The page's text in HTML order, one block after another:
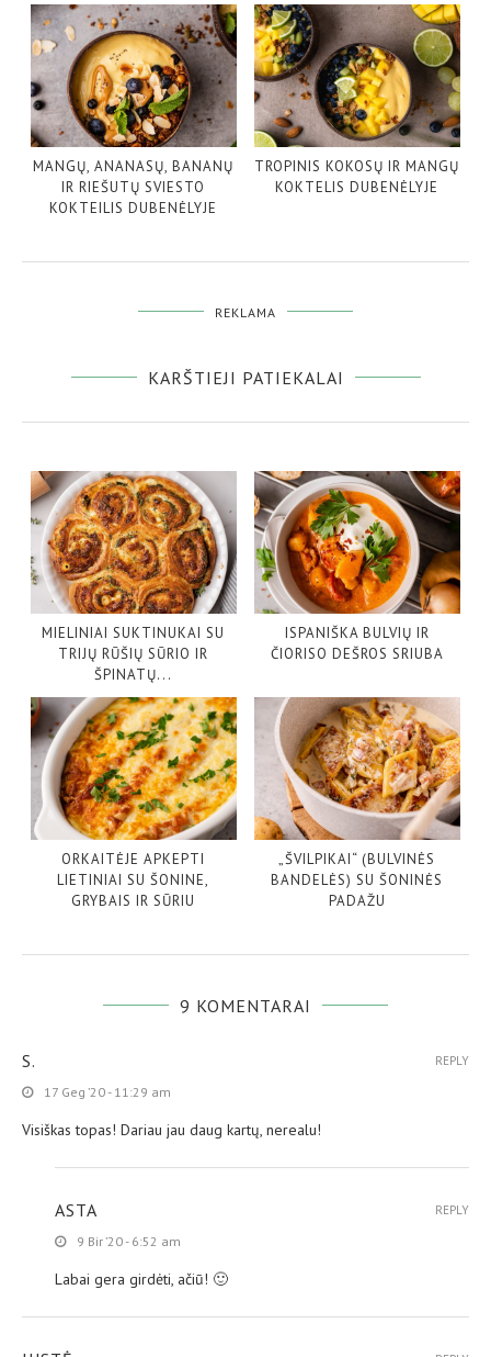
MANGŲ, ANANASŲ, BANANŲ
IR RIEŠUTŲ SVIESTO
KOKTEILIS DUBENĖLYJE
TROPINIS KOKOSŲ IR MANGŲ
KOKTELIS DUBENĖLYJE
REKLAMA
KARŠTIEJI PATIEKALAI
MIELINIAI SUKTINUKAI SU
TRIJŲ RŪŠIŲ SŪRIO IR
ŠPINATŲ...
ISPANIŠKA BULVIŲ IR
ČIORISO DEŠROS SRIUBA
ORKAITĖJE APKEPTI
LIETINIAI SU ŠONINE,
GRYBAIS IR SŪRIU
„ŠVILPIKAI“ (BULVINĖS
BANDELĖS) SU ŠONINĖS
PADAŽU
9 KOMENTARAI
S.
17 Geg ’20 - 11:29 am
Visiškas topas! Dariau jau daug kartų, nerealu!
REPLY
ASTA
9 Bir ’20 - 6:52 am
Labai gera girdėti, ačiū! 🙂
REPLY